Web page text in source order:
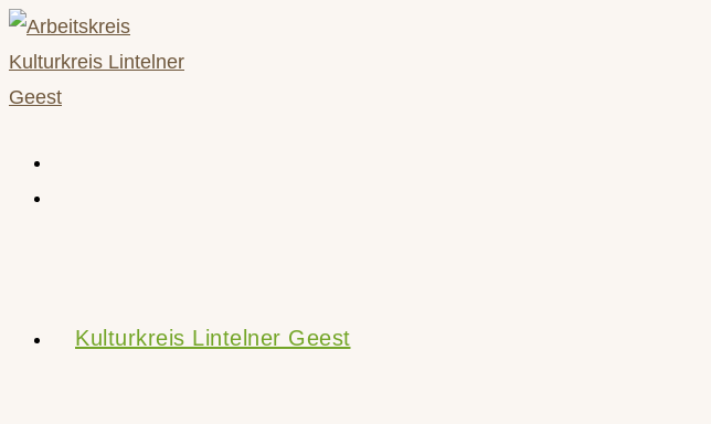
Zum
Inhalt
springen
Kulturkreis Lintelner Geest